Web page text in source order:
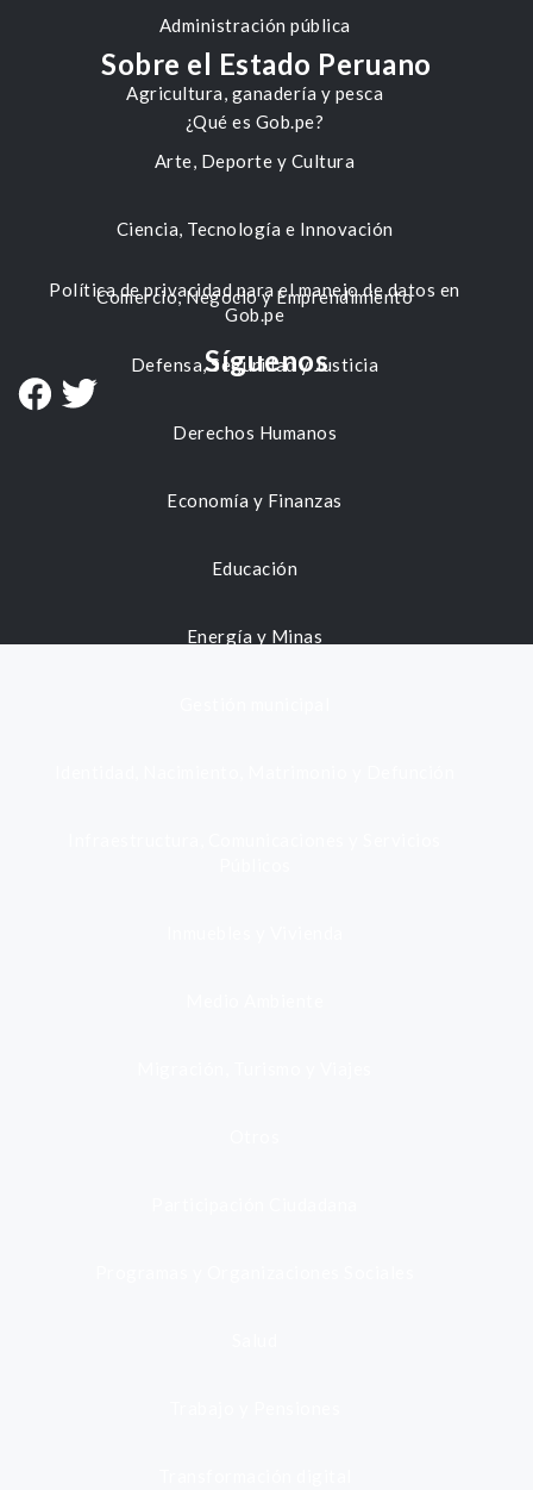
Administración pública
Agricultura, ganadería y pesca
Arte, Deporte y Cultura
Ciencia, Tecnología e Innovación
Comercio, Negocio y Emprendimiento
Defensa, Seguridad y Justicia
Derechos Humanos
Economía y Finanzas
Educación
Energía y Minas
Sobre el Estado Peruano
¿Qué es Gob.pe?
Política de privacidad para el manejo de datos en
Gob.pe
Síguenos